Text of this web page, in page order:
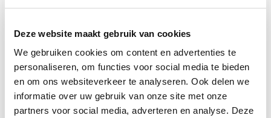
Deze website maakt gebruik van cookies
We gebruiken cookies om content en advertenties te
personaliseren, om functies voor social media te bieden
en om ons websiteverkeer te analyseren. Ook delen we
informatie over uw gebruik van onze site met onze
partners voor social media, adverteren en analyse. Deze
verdient immers niets minder dan het beste, en dat is
Wat maakt De Paardendrogist uniek in
de markt voor paardensupplementen?
De Paardendrogist onderscheidt zich door zijn
toewijding aan kwaliteit en innovatie in de
gezondheidszorg van paarden. Met jarenlange